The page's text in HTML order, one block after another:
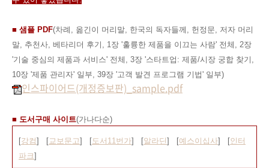
■ 샘플 PDF(차례, 옮긴이 머리말, 한국의 독자들께, 헌정문, 저자 머리
말, 추천사, 베타리더 후기, 1장 '훌륭한 제품을 이끄는 사람' 전체, 2장
'기술 중심의 제품과 서비스' 전체, 3장 '스타트업: 제품/시장 궁합 찾기,
10장 '제품 관리자' 일부, 39장 '고객 발견 프로그램 기법' 일부)
인스파이어드(개정증보판)_sample.pdf
■ 도서구매 사이트(가나다순)
[강컴] [교보문고] [도서11번가] [알라딘] [예스이십사] [인터
파크]